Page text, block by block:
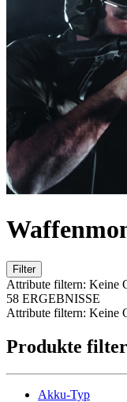
Filter
Attribute filtern: Keine
58 ERGEBNISSE
Attribute filtern: Keine
Produkte
Akku-Typ